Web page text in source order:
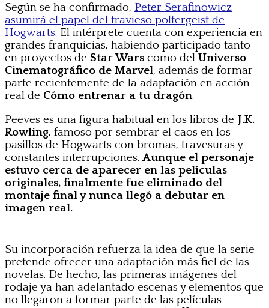
Según se ha confirmado, Peter Serafinowicz
asumirá el papel del travieso poltergeist de
Hogwarts. El intérprete cuenta con experiencia en
grandes franquicias, habiendo participado tanto
en proyectos de Star Wars como del Universo
Cinematográfico de Marvel, además de formar
parte recientemente de la adaptación en acción
real de Cómo entrenar a tu dragón.
Peeves es una figura habitual en los libros de J.K.
Rowling, famoso por sembrar el caos en los
pasillos de Hogwarts con bromas, travesuras y
constantes interrupciones. Aunque el personaje
estuvo cerca de aparecer en las películas
originales, finalmente fue eliminado del
montaje final y nunca llegó a debutar en
imagen real.
Su incorporación refuerza la idea de que la serie
pretende ofrecer una adaptación más fiel de las
novelas. De hecho, las primeras imágenes del
rodaje ya han adelantado escenas y elementos que
no llegaron a formar parte de las películas